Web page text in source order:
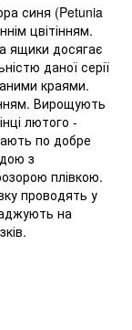
синя (Petunia
цвітінням.
ящики досягає
даної серії
краями.
Вирощують
лютого -
по добре
з
плівкою.
проводять у
на